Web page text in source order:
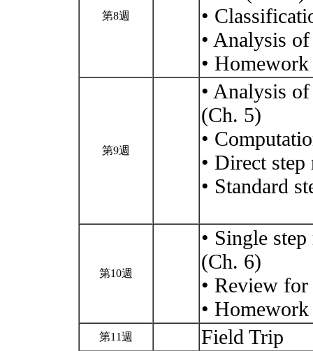
第8週
•
• Analysis
•
第9週
• Analysis
(Ch. 5)
•
• Direct
• Standard
第10週
• Single
(Ch. 6)
• Review
•
第11週 Field Trip